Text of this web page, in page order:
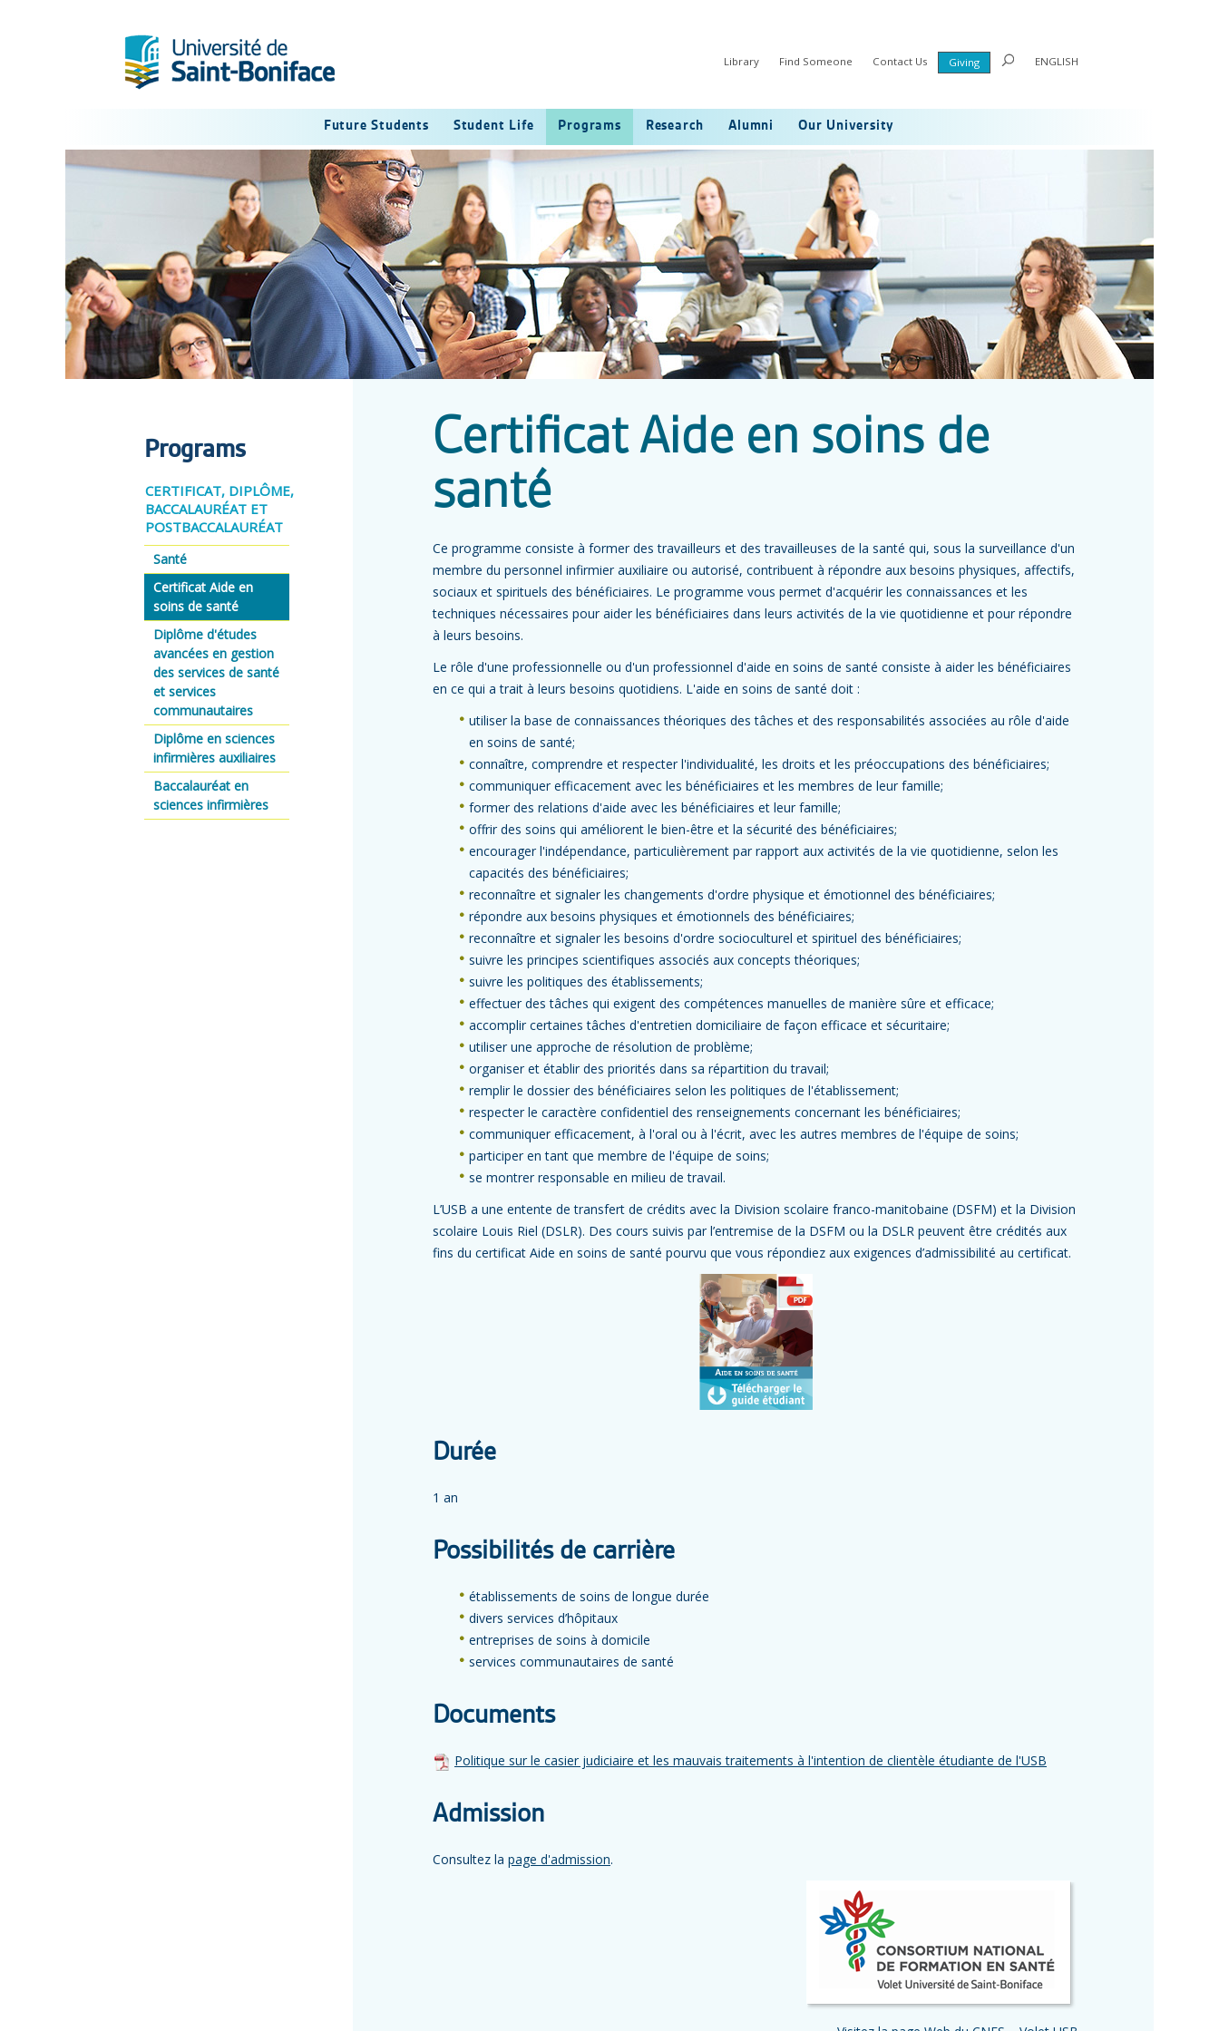
Library Find Someone Contact Us Giving ENGLISH
Future Students Student Life Programs Research Alumni Our University
Certificat Aide en soins de
santé
Ce programme consiste à former des travailleurs et des travailleuses de la santé qui, sous la surveillance d'un
membre du personnel infirmier auxiliaire ou autorisé, contribuent à répondre aux besoins physiques, affectifs,
sociaux et spirituels des bénéficiaires. Le programme vous permet d'acquérir les connaissances et les
techniques nécessaires pour aider les bénéficiaires dans leurs activités de la vie quotidienne et pour répondre
à leurs besoins.
Le rôle d'une professionnelle ou d'un professionnel d'aide en soins de santé consiste à aider les bénéficiaires
en ce qui a trait à leurs besoins quotidiens. L'aide en soins de santé doit :
utiliser la base de connaissances théoriques des tâches et des responsabilités associées au rôle d'aide
en soins de santé;
connaître, comprendre et respecter l'individualité, les droits et les préoccupations des bénéficiaires;
communiquer efficacement avec les bénéficiaires et les membres de leur famille;
former des relations d'aide avec les bénéficiaires et leur famille;
offrir des soins qui améliorent le bien-être et la sécurité des bénéficiaires;
encourager l'indépendance, particulièrement par rapport aux activités de la vie quotidienne, selon les
capacités des bénéficiaires;
reconnaître et signaler les changements d'ordre physique et émotionnel des bénéficiaires;
répondre aux besoins physiques et émotionnels des bénéficiaires;
reconnaître et signaler les besoins d'ordre socioculturel et spirituel des bénéficiaires;
suivre les principes scientifiques associés aux concepts théoriques;
suivre les politiques des établissements;
effectuer des tâches qui exigent des compétences manuelles de manière sûre et efficace;
accomplir certaines tâches d'entretien domiciliaire de façon efficace et sécuritaire;
utiliser une approche de résolution de problème;
organiser et établir des priorités dans sa répartition du travail;
remplir le dossier des bénéficiaires selon les politiques de l'établissement;
respecter le caractère confidentiel des renseignements concernant les bénéficiaires;
communiquer efficacement, à l'oral ou à l'écrit, avec les autres membres de l'équipe de soins;
participer en tant que membre de l'équipe de soins;
se montrer responsable en milieu de travail.
L’USB a une entente de transfert de crédits avec la Division scolaire franco-manitobaine (DSFM) et la Division
scolaire Louis Riel (DSLR). Des cours suivis par l’entremise de la DSFM ou la DSLR peuvent être crédités aux
fins du certificat Aide en soins de santé pourvu que vous répondiez aux exigences d’admissibilité au certificat.
Durée
1 an
Possibilités de carrière
établissements de soins de longue durée
divers services d’hôpitaux
entreprises de soins à domicile
services communautaires de santé
Documents
Politique sur le casier judiciaire et les mauvais traitements à l'intention de clientèle étudiante de l'USB
Admission
Consultez la page d'admission.
Programs
CERTIFICAT, DIPLÔME,
BACCALAURÉAT ET
POSTBACCALAURÉAT
Santé
Certificat Aide en
soins de santé
Diplôme d'études
avancées en gestion
des services de santé
et services
communautaires
Diplôme en sciences
infirmières auxiliaires
Baccalauréat en
sciences infirmières